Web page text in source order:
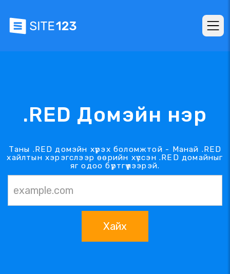
.RED Домэйн нэр
Таны .RED домэйн хүрэх боломжтой - Манай .RED
хайлтын хэрэгслээр өөрийн хүссэн .RED домайныг
яг одоо бүртгүүлээрэй.
Хайх